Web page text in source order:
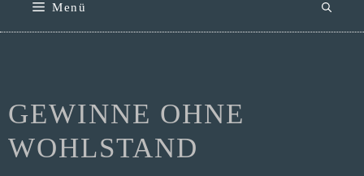
Menü
GEWINNE OHNE
WOHLSTAND